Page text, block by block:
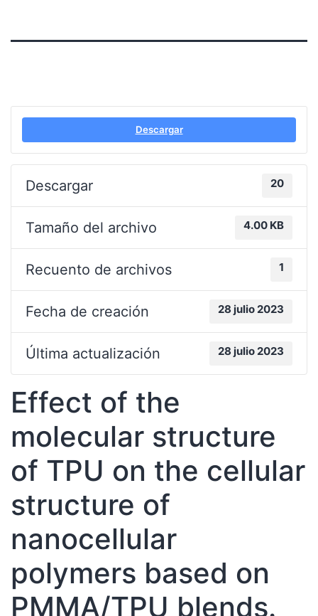
Descargar
Descargar 20
Tamaño del archivo 4.00 KB
Recuento de archivos 1
Fecha de creación 28 julio 2023
Última actualización 28 julio 2023
Effect of the
molecular structure
of TPU on the cellular
structure of
nanocellular
polymers based on
PMMA/TPU blends.